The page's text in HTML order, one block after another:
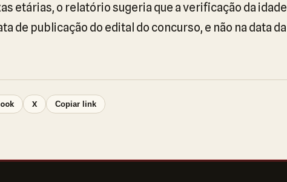
etárias, o relatório sugeria que a verificação da idade
de publicação do edital do concurso, e não na data da
X Copiar link